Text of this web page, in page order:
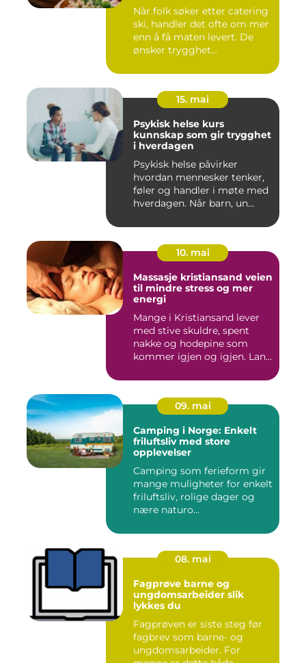
Når folk søker etter catering
ski, handler det ofte om mer
enn å få maten levert. De
ønsker trygghet...
15. mai
Psykisk helse kurs
kunnskap som gir trygghet
i hverdagen
Psykisk helse påvirker
hvordan mennesker tenker,
føler og handler i møte med
hverdagen. Når barn, un...
10. mai
Massasje kristiansand veien
til mindre stress og mer
energi
Mange i Kristiansand lever
med stive skuldre, spent
nakke og hodepine som
kommer igjen og igjen. Lan...
09. mai
Camping i Norge: Enkelt
friluftsliv med store
opplevelser
Camping som ferieform gir
mange muligheter for enkelt
friluftsliv, rolige dager og
nære naturo...
08. mai
Fagprøve barne og
ungdomsarbeider slik
lykkes du
Fagprøven er siste steg før
fagbrev som barne- og
ungdomsarbeider. For